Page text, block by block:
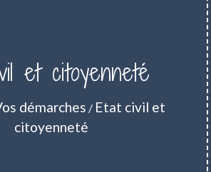
et citoyenneté
démarches / Etat civil et
citoyenneté